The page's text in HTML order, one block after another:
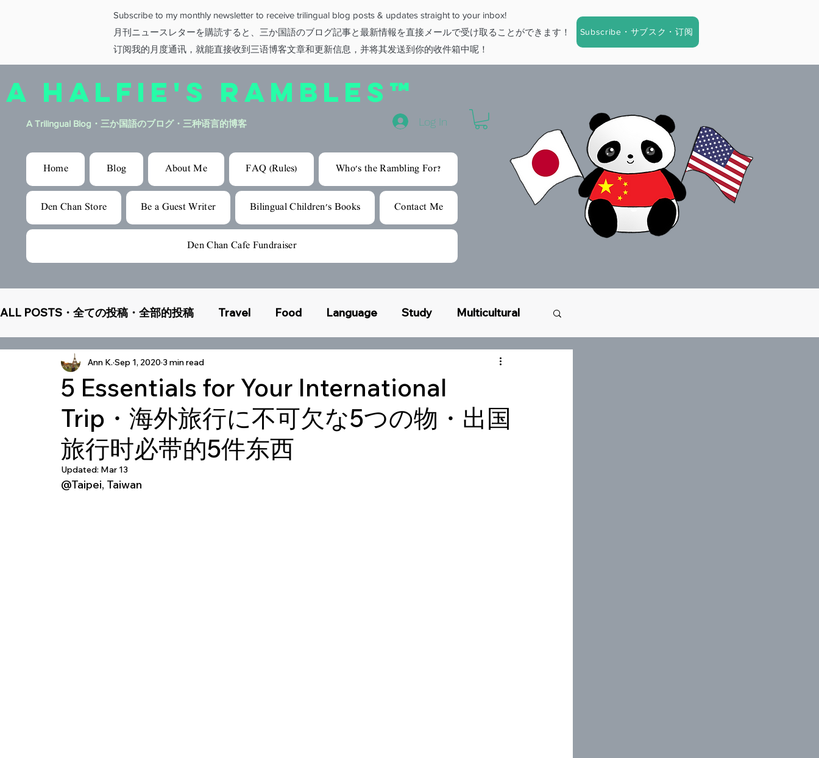
Subscribe to my monthly newsletter to receive trilingual blog posts & updates straight to your inbox!
月刊ニュースレターを購読すると、三か国語のブログ記事と最新情報を直接メールで受け取ることができます！
订阅我的月度通讯，就能直接收到三语博客文章和更新信息，并将其发送到你的收件箱中呢！
Subscribe・サブスク・订阅
Home Blog About Me FAQ (Rules) Who's the Rambling For?
Den Chan Store Be a Guest Writer Bilingual Children's Books Contact Me
Den Chan Cafe Fundraiser
Log In
A Trilingual Blog​・三か国語のブログ・三种语言的博客
A HALFIE'S RAMBLES™
ALL POSTS・全ての投稿・全部的投稿 Travel Food Language Study Multicultural
Study Abroad Guest Posts
5 Essentials for Your International
Trip・海外旅行に不可欠な5つの物・出国
旅行时必带的5件东西
Ann K. Sep 1, 20203 min read
Updated: Mar 13
@Taipei, Taiwan